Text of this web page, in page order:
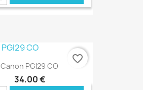
Canon PGI29 CO
34,00 €
favorite_border